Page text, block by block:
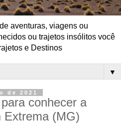
aventuras, viagens ou
ou trajetos insólitos você
e Destinos
▼
de 2021
conhecer a
Extrema (MG)